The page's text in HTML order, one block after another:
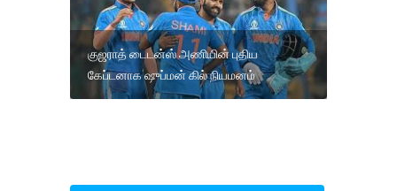
குஜராத் டைடன்ஸ் அணியின் புதிய
கேப்டனாக ஷுப்மன் கில் நியமனம்